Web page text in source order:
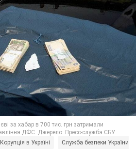
Корупція в Україні Служба безпеки України